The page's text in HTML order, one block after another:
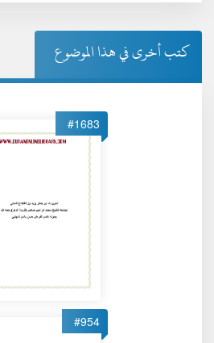
كتب أخرى في هذا الموضوع
#1683
#954